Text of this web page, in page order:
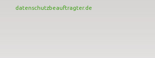
datenschutzbeauftragter.de